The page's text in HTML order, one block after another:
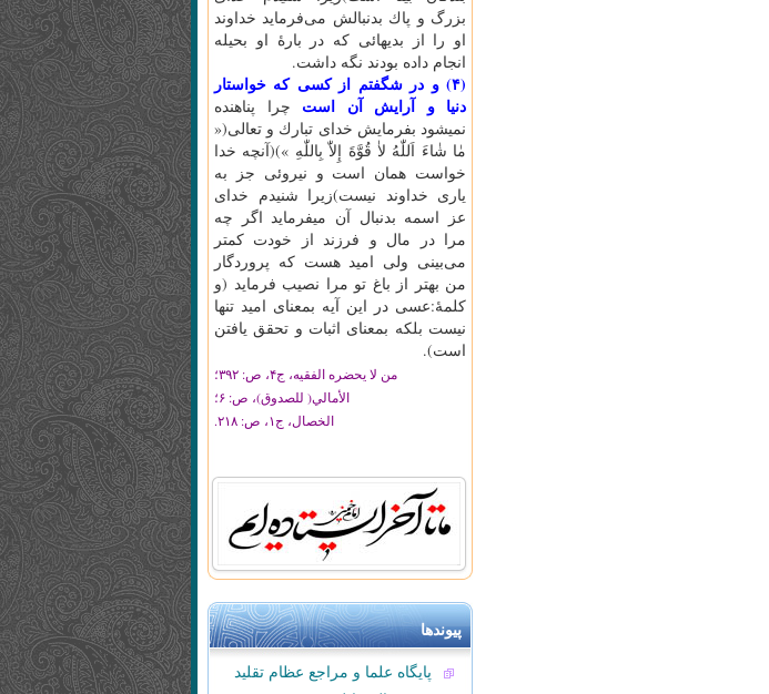
بزرگ و پاك بدنبالش مى‌فرمايد خداوند
او را از بديهائى كه در بارۀ او بحيله
انجام داده بودند نگه داشت.
(۴) و در شگفتم از كسى كه خواستار
دنيا و آرايش آن است چرا پناهنده
نميشود بفرمايش خداى تبارك و تعالى(«
مٰا شٰاءَ اَللّٰهُ‌ لاٰ قُوَّةَ‌ إِلاّٰ بِاللّٰهِ‌ »)(آنچه خدا
خواست همان است و نيروئى جز به
يارى خداوند نيست)زيرا شنيدم خداى
عز اسمه بدنبال آن ميفرمايد اگر چه
مرا در مال و فرزند از خودت كمتر
مى‌بينى ولى اميد هست كه پروردگار
من بهتر از باغ تو مرا نصيب فرمايد (و
كلمۀ:عسى در اين آيه بمعناى اميد تنها
نيست بلكه بمعناى اثبات و تحقق يافتن
است).
من لا يحضره الفقيه، ج‏۴، ص: ۳۹۲؛
الأمالي( للصدوق)، ص: ۶؛
الخصال، ج‏۱، ص: ۲۱۸.
پیوندها
پایگاه علما و مراجع عظام تقلید